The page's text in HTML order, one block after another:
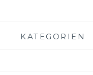
KATEGORIEN